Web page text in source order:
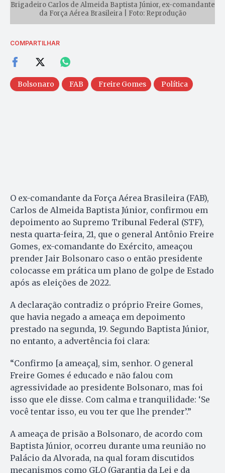
Brigadeiro Carlos de Almeida Baptista Júnior, ex-comandante
da Força Aérea Brasileira | Foto: Reprodução
COMPARTILHAR
Bolsonaro FAB Freire Gomes Política
O ex-comandante da Força Aérea Brasileira (FAB),
Carlos de Almeida Baptista Júnior, confirmou em
depoimento ao Supremo Tribunal Federal (STF),
nesta quarta-feira, 21, que o general Antônio Freire
Gomes, ex-comandante do Exército, ameaçou
prender Jair Bolsonaro caso o então presidente
colocasse em prática um plano de golpe de Estado
após as eleições de 2022.
A declaração contradiz o próprio Freire Gomes,
que havia negado a ameaça em depoimento
prestado na segunda, 19. Segundo Baptista Júnior,
no entanto, a advertência foi clara:
“Confirmo [a ameaça], sim, senhor. O general
Freire Gomes é educado e não falou com
agressividade ao presidente Bolsonaro, mas foi
isso que ele disse. Com calma e tranquilidade: ‘Se
você tentar isso, eu vou ter que lhe prender’.”
A ameaça de prisão a Bolsonaro, de acordo com
Baptista Júnior, ocorreu durante uma reunião no
Palácio da Alvorada, na qual foram discutidos
mecanismos como GLO (Garantia da Lei e da